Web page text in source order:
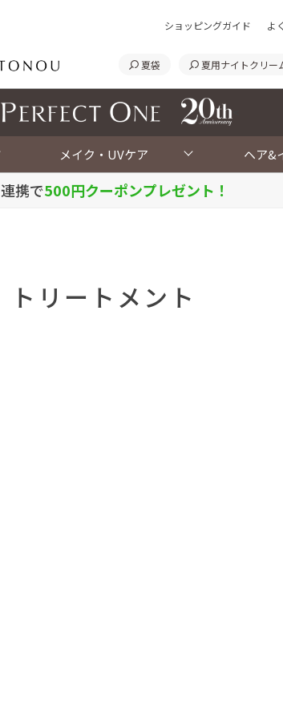
ショッピングガイド よ
夏袋 夏用ナイトクリー
メイク・UVケア ヘア&
連携で500円クーポンプレゼント！
トリートメント